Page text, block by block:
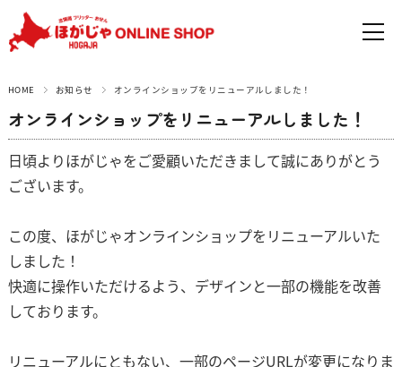
HOME お知らせ オンラインショップをリニューアルしました！
オンラインショップをリニューアルしました！
日頃よりほがじゃをご愛顧いただきまして誠にありがとう
ございます。
この度、ほがじゃオンラインショップをリニューアルいた
しました！
快適に操作いただけるよう、デザインと一部の機能を改善
しております。
リニューアルにともない、一部のページURLが変更になりま